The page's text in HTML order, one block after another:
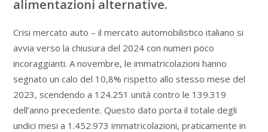
alimentazioni alternative.
Crisi mercato auto – il mercato automobilistico italiano si
avvia verso la chiusura del 2024 con numeri poco
incoraggianti. A novembre, le immatricolazioni hanno
segnato un calo del 10,8% rispetto allo stesso mese del
2023, scendendo a 124.251 unità contro le 139.319
dell’anno precedente. Questo dato porta il totale degli
undici mesi a 1.452.973 immatricolazioni, praticamente in